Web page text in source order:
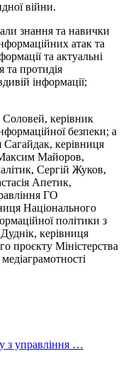
війни.
знання та навички
атак та
та актуальні
та протидія
інформації;
Соловей, керівник
безпеки; а
керівниця
Максим Майоров,
Сергій Жуков,
Апетик,
ГО
Національного
політики з
керівниця
проєкту Міністерства
з управління …